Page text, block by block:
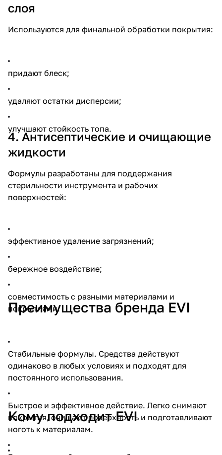
слоя
Используются для финальной обработки покрытия:
придают блеск;
удаляют остатки дисперсии;
улучшают стойкость топа.
4. Антисептические и очищающие
жидкости
Формулы разработаны для поддержания
стерильности инструмента и рабочих
поверхностей:
эффективное удаление загрязнений;
бережное воздействие;
совместимость с разными материалами и
покрытиями.
Преимущества бренда EVI
Стабильные формулы. Средства действуют
одинаково в любых условиях и подходят для
постоянного использования.
Быстрое и эффективное действие. Легко снимают
покрытия, очищают поверхность и подготавливают
ноготь к материалам.
Кому подходит EVI